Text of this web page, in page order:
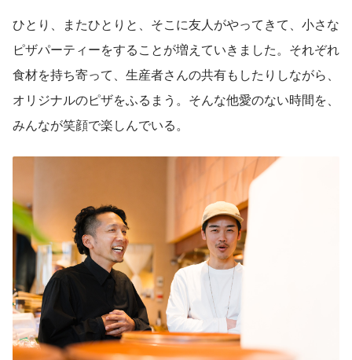
ひとり、またひとりと、そこに友人がやってきて、小さな
ピザパーティーをすることが増えていきました。それぞれ
食材を持ち寄って、生産者さんの共有もしたりしながら、
オリジナルのピザをふるまう。そんな他愛のない時間を、
みんなが笑顔で楽しんでいる。